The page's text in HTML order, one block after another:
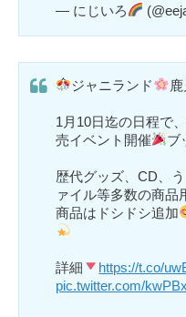
— にじいろ
ジャニランド
1月10日迄の日程で
売イベント開催
ブ
歴代グッズ、CD、
ァイル等多数の商品
商品はドシドシ追加
詳細
https://t.co/
pic.twitter.com/